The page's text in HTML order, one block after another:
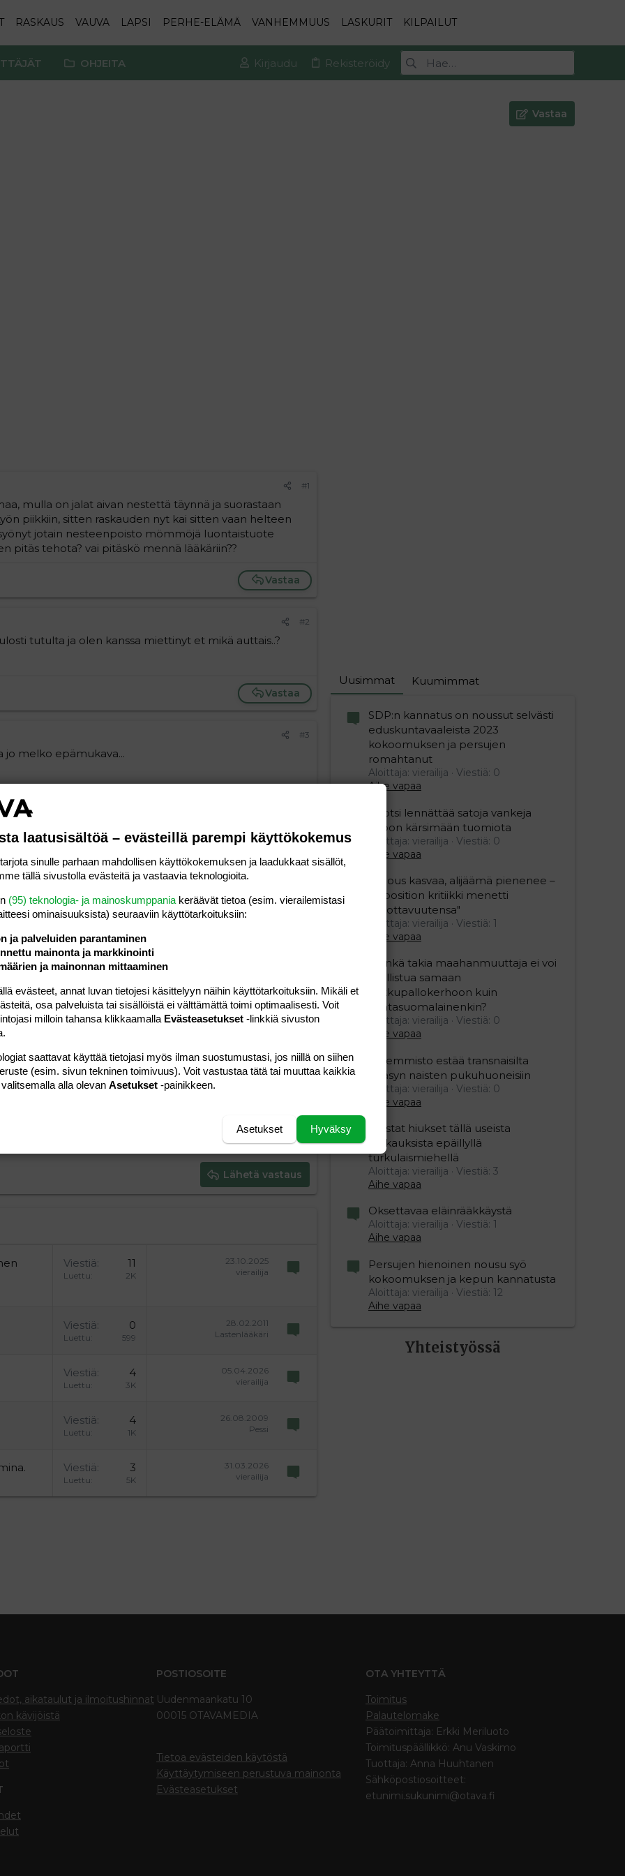
RASKAUS VAUVA LAPSI PERHE-ELÄMÄ VANHEMMUUS LASKURIT KILPAILUT
OHJEITA Kirjaudu Rekisteröidy
Vastaa
#1
mulla on jalat aivan nestettä täynnä ja suorastaan
piikkiin, sitten raskauden nyt kai sitten vaan helteen
jotain nesteenpoisto mömmöjä luontaistuote
pitäs tehota? vai pitäskö mennä lääkäriin??
Vastaa
#2
tutulta ja olen kanssa miettinyt et mikä auttais..?
Vastaa
#3
jo melko epämukava...
Turvotukselle voi olla moniakin syitä, mutta
vajaatoiminta (en yritä pelotella, vaan rohkaista
pian!). Luontaistuotteissa on varmasti hyviäkin
lailla ja tarkasti kuin lääkkeitä, joten
Muista kuitenkin kertoa lääkärille, mitä olet käyttänyt,
editoriin…lista
vasemmalle
Paragraph format
2
Lisää hyperlinkki
Lisää kuva
Laajennettuun editoriin…KumoaLaajennettuun editoriin…
Esikatsele
Lähetä vastaus
Viestiä 11
Luettu 2K
23.10.2025
vierailija
Viestiä 0
Luettu 599
28.02.2011
Lastenlääkäri
Viestiä 4
Luettu 3K
05.04.2026
vierailija
Viestiä 4
Luettu 1K
26.08.2009
Pessi
Viestiä 3
Luettu 5K
31.03.2026
vierailija
Uusimmat Kuumimmat
SDP:n kannatus on noussut selvästi
eduskuntavaaleista 2023
kokoomuksen ja persujen
romahtanut
Aloittaja: vierailija
Viestiä: 0
Aihe vapaa
Ruotsi lennättää satoja vankeja
Viroon kärsimään tuomiota
Aloittaja: vierailija
Viestiä: 0
Aihe vapaa
"Talous kasvaa, alijäämä pienenee –
opposition kritiikki menetti
uskottavuutensa"
Aloittaja: vierailija
Viestiä: 1
Aihe vapaa
”Minkä takia maahanmuuttaja ei voi
osallistua samaan
potkupallokerhoon kuin
kantasuomalainenkin?
Aloittaja: vierailija
Viestiä: 0
Aihe vapaa
Vasemmisto estää transnaisilta
pääsyn naisten pukuhuoneisiin
Aloittaja: vierailija
Viestiä: 0
Aihe vapaa
Mustat hiukset tällä useista
raiskauksista epäillyllä
turkulaismiehellä
Aloittaja: vierailija
Viestiä: 3
Aihe vapaa
Oksettavaa eläinrääkkäystä
Aloittaja: vierailija
Viestiä: 1
Aihe vapaa
Persujen hienoinen nousu syö
kokoomuksen ja kepun kannatusta
Aloittaja: vierailija
Viestiä: 12
Aihe vapaa
Yhteistyössä
aikataulut ja ilmoitushinnat
kävijöistä
POSTIOSOITE
Uudenmaankatu 10
00015 OTAVAMEDIA
Tietoa evästeiden käytöstä
Käyttäytymiseen perustuva mainonta
Evästeasetukset
OTA YHTEYTTÄ
Toimitus
Palautelomake
Päätoimittaja: Erkki Meriluoto
Toimituspäällikkö: Anu Vaskimo
Tuottaja: Anna Huuhtanen
Sähköpostiosoitteet:
etunimi.sukunimi@otava.fi
laatusisältöä – evästeillä parempi käyttökokemus
sinulle parhaan mahdollisen käyttökokemuksen ja laadukkaat sisällöt,
tällä sivustolla evästeitä ja vastaavia teknologioita.
(95) teknologia- ja mainoskumppania keräävät tietoa (esim. vierailemis­tasi
ominaisuuk­sista) seuraaviin käyttötarkoituksiin:
ja palveluiden parantaminen
mainonta ja markkinointi
ja mainonnan mittaaminen
evästeet, annat luvan tietojesi käsittelyyn näihin käyttötarkoituksiin. Mikäli et
osa palveluista tai sisällöistä ei välttämättä toimi optimaalisesti. Voit
milloin tahansa klikkaamalla Evästeasetukset -linkkiä sivuston
saattavat käyttää tietojasi myös ilman suostumustasi, jos niillä on siihen
(esim. sivun tekninen toimivuus). Voit vastustaa tätä tai muuttaa kaikkia
alla olevan Asetukset -painikkeen.
Hyväksy
Asetukset